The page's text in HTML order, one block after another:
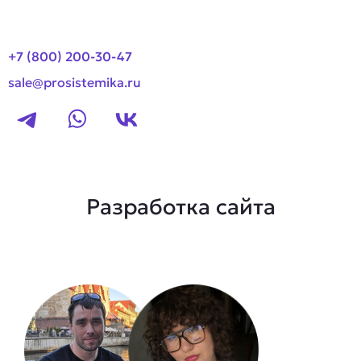
+7 (800) 200-30-47
sale@prosistemika.ru
Разработка сайта